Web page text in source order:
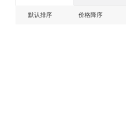
默认排序 价格降序